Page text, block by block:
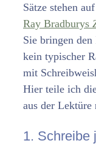
Sätze stehen
Ray Bradburys
Sie bringen
kein typischer
mit
Hier teile ich
aus der Lektüre
1. Schreibe